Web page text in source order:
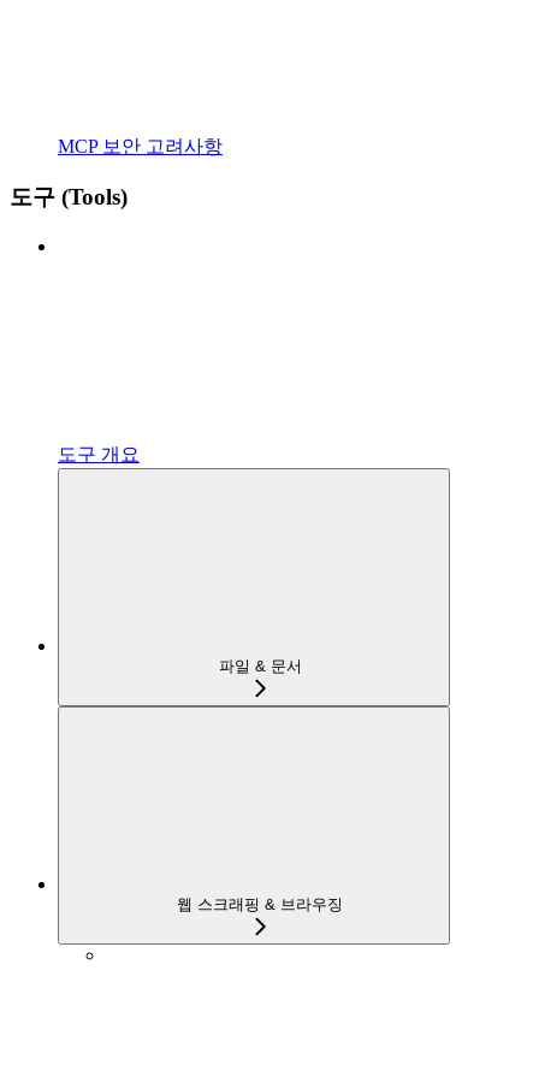
MCP 보안 고려사항
도구 (Tools)
도구 개요
파일 & 문서
웹 스크래핑 & 브라우징